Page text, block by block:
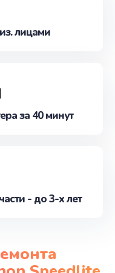
лицами
за 40 минут
- до 3-х лет